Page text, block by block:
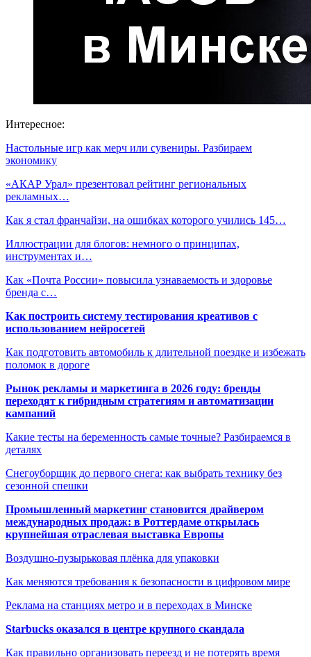
Интересное:
Настольные игр как мерч или сувениры. Разбираем
экономику
«АКАР Урал» презентовал рейтинг региональных
рекламных…
Как я стал франчайзи, на ошибках которого учились 145…
Иллюстрации для блогов: немного о принципах,
инструментах и…
Как «Почта России» повысила узнаваемость и здоровье
бренда с…
Как построить систему тестирования креативов с
использованием нейросетей
Как подготовить автомобиль к длительной поездке и избежать
поломок в дороге
Рынок рекламы и маркетинга в 2026 году: бренды
переходят к гибридным стратегиям и автоматизации
кампаний
Какие тесты на беременность самые точные? Разбираемся в
деталях
Снегоуборщик до первого снега: как выбрать технику без
сезонной спешки
Промышленный маркетинг становится драйвером
международных продаж: в Роттердаме открылась
крупнейшая отраслевая выставка Европы
Воздушно-пузырьковая плёнка для упаковки
Как меняются требования к безопасности в цифровом мире
Реклама на станциях метро и в переходах в Минске
Starbucks оказался в центре крупного скандала
Как правильно организовать переезд и не потерять время